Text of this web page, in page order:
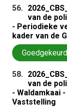
56.
van de
- Periodieke
kader van de
Goedgekeurd
58.
van de
- Waldamkaai
Vaststelling